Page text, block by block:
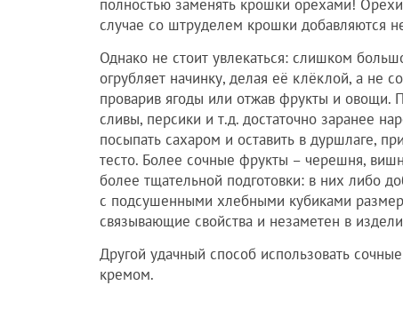
полностью заменять крошки орехами!
случае со штруделем крошки добавляются
Однако не стоит увлекаться: слишком
огрубляет начинку, делая её клёклой, а не
проварив ягоды или отжав фрукты и овощи.
сливы, персики и т.д. достаточно заранее
посыпать сахаром и оставить в дуршлаге,
тесто. Более сочные фрукты – черешня,
более тщательной подготовки: в них либо
с подсушенными хлебными кубиками
связывающие свойства и незаметен в
Другой удачный способ использовать
кремом.